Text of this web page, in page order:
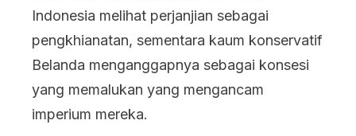
Indonesia melihat perjanjian sebagai
pengkhianatan, sementara kaum konservatif
Belanda menganggapnya sebagai konsesi
yang memalukan yang mengancam
imperium mereka.